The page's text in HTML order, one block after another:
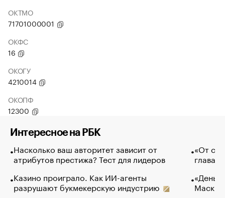
ОКТМО
71701000001
ОКФС
16
ОКОГУ
4210014
ОКОПФ
12300
Интересное на РБК
Насколько ваш авторитет зависит от
атрибутов престижа? Тест для лидеров
Казино проиграло. Как ИИ-агенты
разрушают букмекерскую индустрию
«От
глава
Маск в